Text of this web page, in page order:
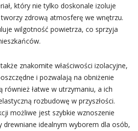
który nie tylko doskonale izoluje
zdrową atmosferę we wnętrzu.
wilgotność powietrza, co sprzyja
znakomite właściwości izolacyjne,
i pozwalają na obniżenie
również łatwe w utrzymaniu, a ich
rozbudowę w przyszłości.
możliwe jest szybkie wznoszenie
drewniane idealnym wyborem dla osób,